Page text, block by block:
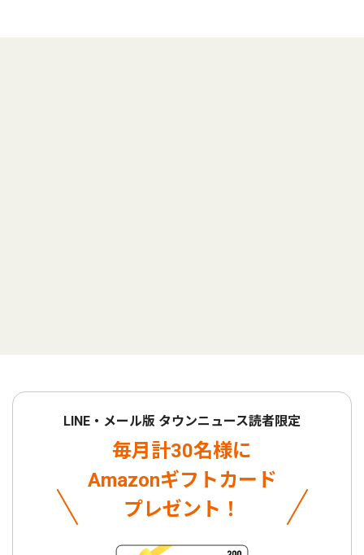
LINE・メール版 タウンニュース読者限定
毎月計30名様に
Amazonギフトカード
プレゼント！